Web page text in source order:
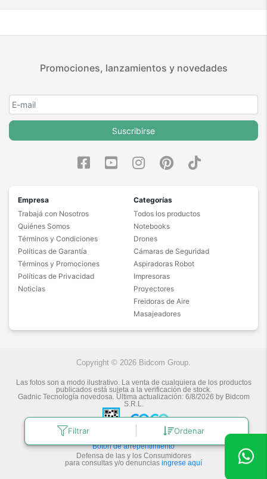
Filtrar Ordenar
Promociones, lanzamientos y novedades
Suscribirse
Empresa
Trabajá con Nosotros
Quiénes Somos
Términos y Condiciones
Políticas de Garantía
Términos y Promociones
Políticas de Privacidad
Noticias
Categorías
Todos los productos
Notebooks
Drones
Cámaras de Seguridad
Aspiradoras Robot
Impresoras
Proyectores
Freidoras de Aire
Masajeadores
Copyright © 2026 Bidcom Group.
Las fotos son a modo ilustrativo. La venta de cualquiera de los productos
publicados está sujeta a la verificación de stock.
Gadnic Tecnología novedosa. Última actualización: 6/8/2026 by Bidcom
S.R.L.
Botón de arrepentimiento
Defensa de las y los Consumidores
para consultas y/o denuncias ingrese aquí